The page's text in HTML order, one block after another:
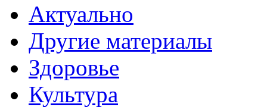
Актуально
Другие материалы
Здоровье
Культура